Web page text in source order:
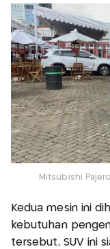
Mitsubishi
Kedua mesin ini
kebutuhan
tersebut, SUV ini